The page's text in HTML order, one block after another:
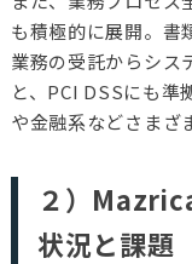
も積極的に展開。書
業務の受託からシス
と、PCI DSSにも準
や金融系などさまざ
２）
状況と課題